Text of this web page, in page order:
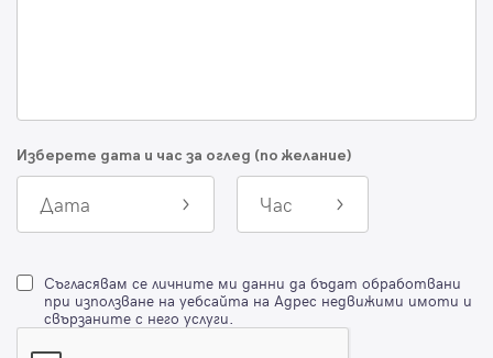
Изберете дата и час за оглед (по желание)
Дата Час
Съгласявам се личните ми данни да бъдат обработвани
при използване на уебсайта на Адрес недвижими имоти и
свързаните с него услуги.